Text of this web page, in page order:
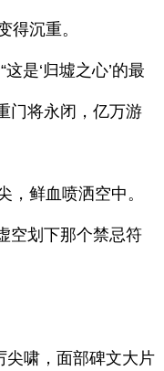
沉重。
是‘归墟之心’的最
门将永闭，亿万游
鲜血喷洒空中。
空划下那个禁忌符
尖啸，面部碑文大片